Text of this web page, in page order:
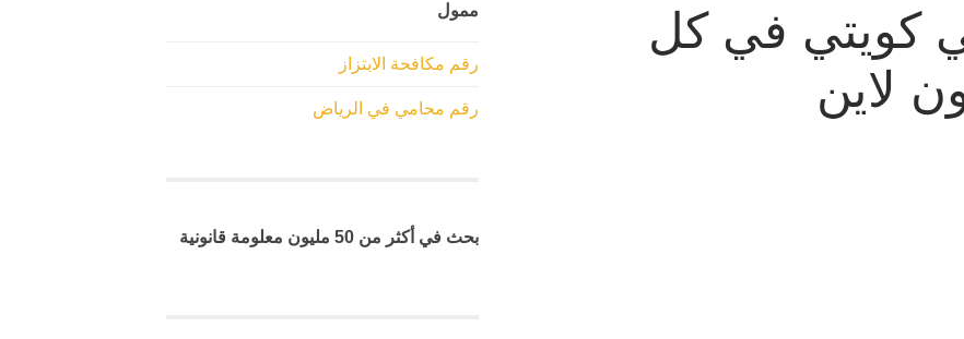
كويتي في كل
لاين
ممول
رقم مكافحة الابتزاز
رقم محامي في الرياض
بحث في أكثر من 50 مليون معلومة قانونية